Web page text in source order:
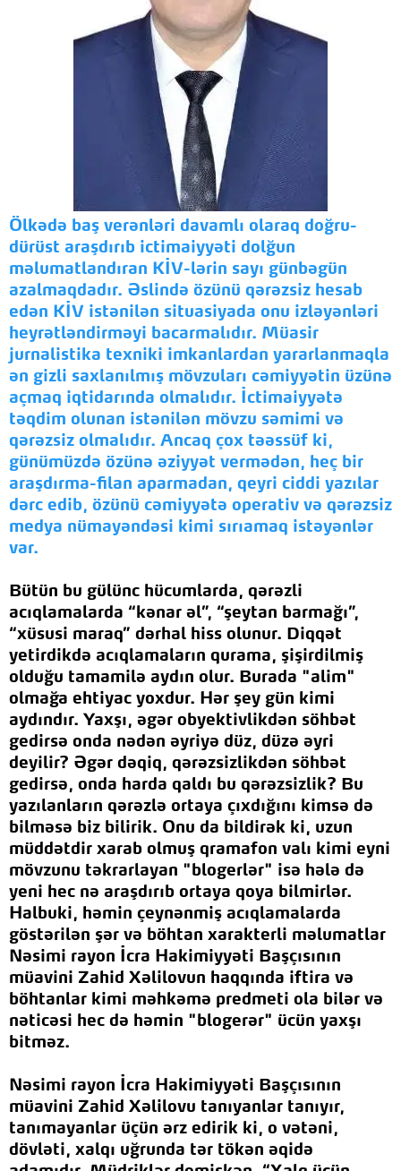
Ölkədə baş verənləri davamlı olaraq doğru-
dürüst araşdırıb ictimaiyyəti dolğun
məlumatlandıran KİV-lərin sayı günbəgün
azalmaqdadır. Əslində özünü qərəzsiz hesab
edən KİV istənilən situasiyada onu izləyənləri
heyrətləndirməyi bacarmalıdır. Müasir
jurnalistika texniki imkanlardan yararlanmaqla
ən gizli saxlanılmış mövzuları cəmiyyətin üzünə
açmaq iqtidarında olmalıdır. İctimaiyyətə
təqdim olunan istənilən mövzu səmimi və
qərəzsiz olmalıdır. Ancaq çox təəssüf ki,
günümüzdə özünə əziyyət vermədən, heç bir
araşdırma-filan aparmadan, qeyri ciddi yazılar
dərc edib, özünü cəmiyyətə operativ və qərəzsiz
medya nümayəndəsi kimi sırıamaq istəyənlər
var.
Bütün bu gülünc hücumlarda, qərəzli
acıqlamalarda “kənar əl”, “şeytan barmağı”,
“xüsusi maraq” dərhal hiss olunur. Diqqət
yetirdikdə acıqlamaların qurama, şişirdilmiş
olduğu tamamilə aydın olur. Burada "alim"
olmağa ehtiyac yoxdur. Hər şey gün kimi
aydındır. Yaxşı, əgər obyektivlikdən söhbət
gedirsə onda nədən əyriyə düz, düzə əyri
deyilir? Əgər dəqiq, qərəzsizlikdən söhbət
gedirsə, onda harda qaldı bu qərəzsizlik? Bu
yazılanların qərəzlə ortaya çıxdığını kimsə də
bilməsə biz bilirik. Onu da bildirək ki, uzun
müddətdir xarab olmuş qramafon valı kimi eyni
mövzunu təkrarlayan "blogerlər" isə hələ də
yeni hec nə araşdırıb ortaya qoya bilmirlər.
Halbuki, həmin çeynənmiş acıqlamalarda
göstərilən şər və böhtan xarakterli məlumatlar
Nəsimi rayon İcra Hakimiyyəti Başçısının
müavini Zahid Xəlilovun haqqında iftira və
böhtanlar kimi məhkəmə predmeti ola bilər və
nəticəsi hec də həmin "blogerər" ücün yaxşı
bitməz.
Nəsimi rayon İcra Hakimiyyəti Başçısının
müavini Zahid Xəlilovu tanıyanlar tanıyır,
tanımayanlar üçün ərz edirik ki, o vətəni,
dövləti, xalqı uğrunda tər tökən əqidə